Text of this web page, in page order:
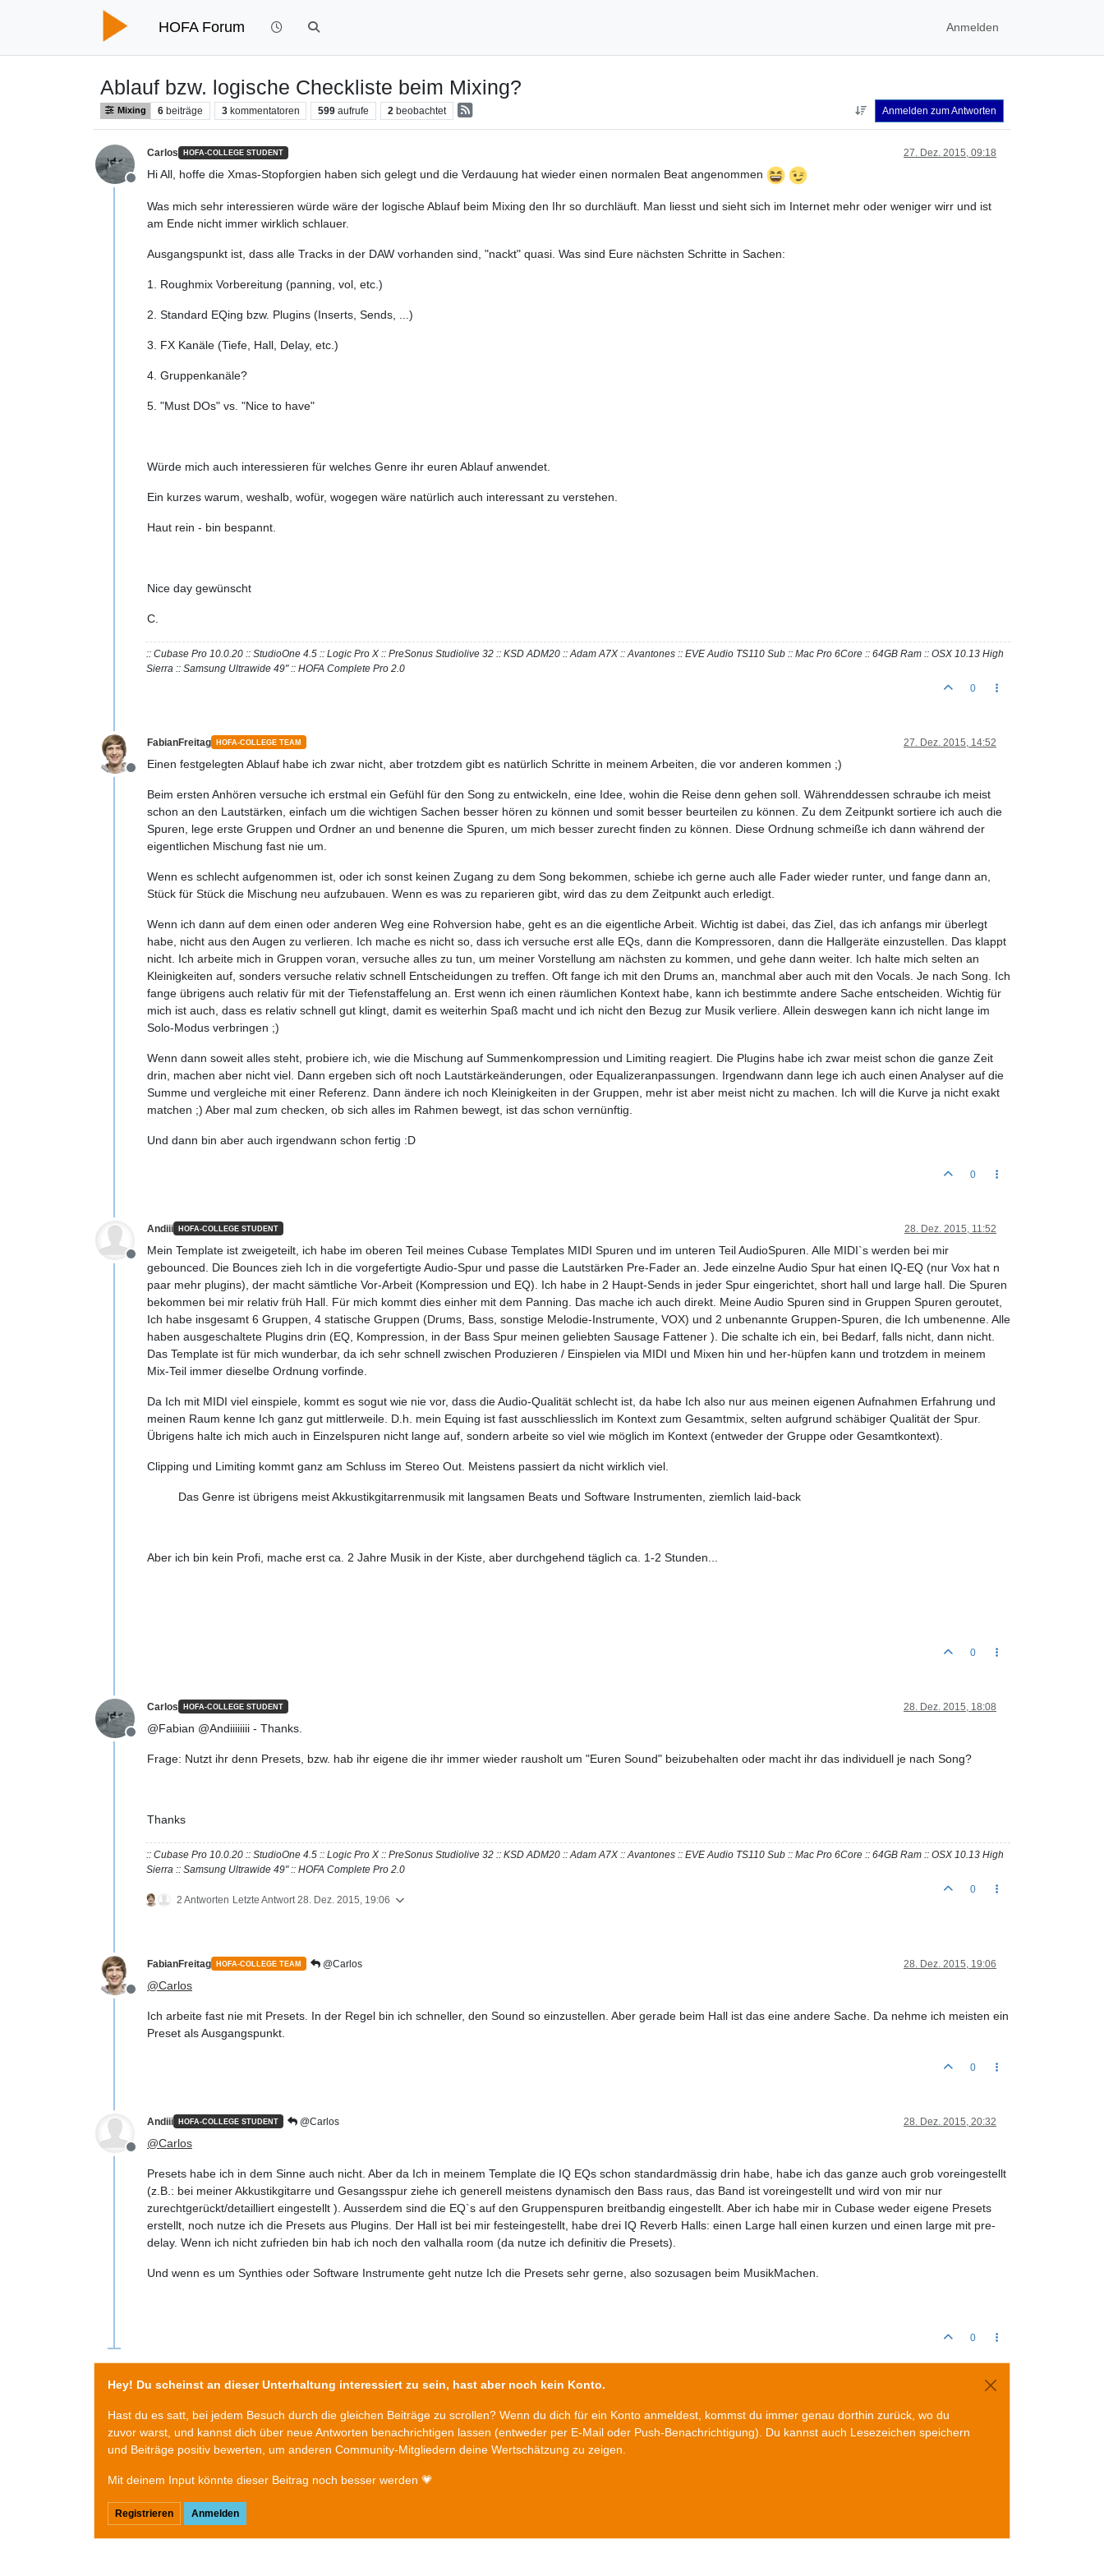
HOFA Forum Anmelden
Ablauf bzw. logische Checkliste beim Mixing?
Mixing 6 beiträge 3 kommentatoren 599 aufrufe 2 beobachtet Anmelden zum Antworten
Offline
Carlos HOFA-COLLEGE STUDENT 27. Dez. 2015, 09:18
Hi All, hoffe die Xmas-Stopforgien haben sich gelegt und die Verdauung hat wieder einen normalen Beat angenommen
Was mich sehr interessieren würde wäre der logische Ablauf beim Mixing den Ihr so durchläuft. Man liesst und sieht sich im Internet mehr oder weniger wirr und ist
am Ende nicht immer wirklich schlauer.
Ausgangspunkt ist, dass alle Tracks in der DAW vorhanden sind, "nackt" quasi. Was sind Eure nächsten Schritte in Sachen:
1. Roughmix Vorbereitung (panning, vol, etc.)
2. Standard EQing bzw. Plugins (Inserts, Sends, ...)
3. FX Kanäle (Tiefe, Hall, Delay, etc.)
4. Gruppenkanäle?
5. "Must DOs" vs. "Nice to have"
Würde mich auch interessieren für welches Genre ihr euren Ablauf anwendet.
Ein kurzes warum, weshalb, wofür, wogegen wäre natürlich auch interessant zu verstehen.
Haut rein - bin bespannt.
Nice day gewünscht
C.
:: Cubase Pro 10.0.20 :: StudioOne 4.5 :: Logic Pro X :: PreSonus Studiolive 32 :: KSD ADM20 :: Adam A7X :: Avantones :: EVE Audio TS110 Sub :: Mac Pro 6Core :: 64GB Ram :: OSX 10.13 High
Sierra :: Samsung Ultrawide 49" :: HOFA Complete Pro 2.0
0
Offline
FabianFreitag HOFA-COLLEGE TEAM 27. Dez. 2015, 14:52
Einen festgelegten Ablauf habe ich zwar nicht, aber trotzdem gibt es natürlich Schritte in meinem Arbeiten, die vor anderen kommen ;)
Beim ersten Anhören versuche ich erstmal ein Gefühl für den Song zu entwickeln, eine Idee, wohin die Reise denn gehen soll. Währenddessen schraube ich meist
schon an den Lautstärken, einfach um die wichtigen Sachen besser hören zu können und somit besser beurteilen zu können. Zu dem Zeitpunkt sortiere ich auch die
Spuren, lege erste Gruppen und Ordner an und benenne die Spuren, um mich besser zurecht finden zu können. Diese Ordnung schmeiße ich dann während der
eigentlichen Mischung fast nie um.
Wenn es schlecht aufgenommen ist, oder ich sonst keinen Zugang zu dem Song bekommen, schiebe ich gerne auch alle Fader wieder runter, und fange dann an,
Stück für Stück die Mischung neu aufzubauen. Wenn es was zu reparieren gibt, wird das zu dem Zeitpunkt auch erledigt.
Wenn ich dann auf dem einen oder anderen Weg eine Rohversion habe, geht es an die eigentliche Arbeit. Wichtig ist dabei, das Ziel, das ich anfangs mir überlegt
habe, nicht aus den Augen zu verlieren. Ich mache es nicht so, dass ich versuche erst alle EQs, dann die Kompressoren, dann die Hallgeräte einzustellen. Das klappt
nicht. Ich arbeite mich in Gruppen voran, versuche alles zu tun, um meiner Vorstellung am nächsten zu kommen, und gehe dann weiter. Ich halte mich selten an
Kleinigkeiten auf, sonders versuche relativ schnell Entscheidungen zu treffen. Oft fange ich mit den Drums an, manchmal aber auch mit den Vocals. Je nach Song. Ich
fange übrigens auch relativ für mit der Tiefenstaffelung an. Erst wenn ich einen räumlichen Kontext habe, kann ich bestimmte andere Sache entscheiden. Wichtig für
mich ist auch, dass es relativ schnell gut klingt, damit es weiterhin Spaß macht und ich nicht den Bezug zur Musik verliere. Allein deswegen kann ich nicht lange im
Solo-Modus verbringen ;)
Wenn dann soweit alles steht, probiere ich, wie die Mischung auf Summenkompression und Limiting reagiert. Die Plugins habe ich zwar meist schon die ganze Zeit
drin, machen aber nicht viel. Dann ergeben sich oft noch Lautstärkeänderungen, oder Equalizeranpassungen. Irgendwann dann lege ich auch einen Analyser auf die
Summe und vergleiche mit einer Referenz. Dann ändere ich noch Kleinigkeiten in der Gruppen, mehr ist aber meist nicht zu machen. Ich will die Kurve ja nicht exakt
matchen ;) Aber mal zum checken, ob sich alles im Rahmen bewegt, ist das schon vernünftig.
Und dann bin aber auch irgendwann schon fertig :D
0
Offline
Andiii HOFA-COLLEGE STUDENT 28. Dez. 2015, 11:52
Mein Template ist zweigeteilt, ich habe im oberen Teil meines Cubase Templates MIDI Spuren und im unteren Teil AudioSpuren. Alle MIDI`s werden bei mir
gebounced. Die Bounces zieh Ich in die vorgefertigte Audio-Spur und passe die Lautstärken Pre-Fader an. Jede einzelne Audio Spur hat einen IQ-EQ (nur Vox hat n
paar mehr plugins), der macht sämtliche Vor-Arbeit (Kompression und EQ). Ich habe in 2 Haupt-Sends in jeder Spur eingerichtet, short hall und large hall. Die Spuren
bekommen bei mir relativ früh Hall. Für mich kommt dies einher mit dem Panning. Das mache ich auch direkt. Meine Audio Spuren sind in Gruppen Spuren geroutet,
Ich habe insgesamt 6 Gruppen, 4 statische Gruppen (Drums, Bass, sonstige Melodie-Instrumente, VOX) und 2 unbenannte Gruppen-Spuren, die Ich umbenenne. Alle
haben ausgeschaltete Plugins drin (EQ, Kompression, in der Bass Spur meinen geliebten Sausage Fattener ). Die schalte ich ein, bei Bedarf, falls nicht, dann nicht.
Das Template ist für mich wunderbar, da ich sehr schnell zwischen Produzieren / Einspielen via MIDI und Mixen hin und her-hüpfen kann und trotzdem in meinem
Mix-Teil immer dieselbe Ordnung vorfinde.
Da Ich mit MIDI viel einspiele, kommt es sogut wie nie vor, dass die Audio-Qualität schlecht ist, da habe Ich also nur aus meinen eigenen Aufnahmen Erfahrung und
meinen Raum kenne Ich ganz gut mittlerweile. D.h. mein Equing ist fast ausschliesslich im Kontext zum Gesamtmix, selten aufgrund schäbiger Qualität der Spur.
Übrigens halte ich mich auch in Einzelspuren nicht lange auf, sondern arbeite so viel wie möglich im Kontext (entweder der Gruppe oder Gesamtkontext).
Clipping und Limiting kommt ganz am Schluss im Stereo Out. Meistens passiert da nicht wirklich viel.
Das Genre ist übrigens meist Akkustikgitarrenmusik mit langsamen Beats und Software Instrumenten, ziemlich laid-back
Aber ich bin kein Profi, mache erst ca. 2 Jahre Musik in der Kiste, aber durchgehend täglich ca. 1-2 Stunden...
0
Offline
Carlos HOFA-COLLEGE STUDENT 28. Dez. 2015, 18:08
@Fabian @Andiiiiiiii - Thanks.
Frage: Nutzt ihr denn Presets, bzw. hab ihr eigene die ihr immer wieder rausholt um "Euren Sound" beizubehalten oder macht ihr das individuell je nach Song?
Thanks
:: Cubase Pro 10.0.20 :: StudioOne 4.5 :: Logic Pro X :: PreSonus Studiolive 32 :: KSD ADM20 :: Adam A7X :: Avantones :: EVE Audio TS110 Sub :: Mac Pro 6Core :: 64GB Ram :: OSX 10.13 High
Sierra :: Samsung Ultrawide 49" :: HOFA Complete Pro 2.0
2 Antworten Letzte Antwort 28. Dez. 2015, 19:06
0
Offline
FabianFreitag HOFA-COLLEGE TEAM @Carlos 28. Dez. 2015, 19:06
@Carlos
Ich arbeite fast nie mit Presets. In der Regel bin ich schneller, den Sound so einzustellen. Aber gerade beim Hall ist das eine andere Sache. Da nehme ich meisten ein
Preset als Ausgangspunkt.
0
Offline
Andiii HOFA-COLLEGE STUDENT @Carlos 28. Dez. 2015, 20:32
@Carlos
Presets habe ich in dem Sinne auch nicht. Aber da Ich in meinem Template die IQ EQs schon standardmässig drin habe, habe ich das ganze auch grob voreingestellt
(z.B.: bei meiner Akkustikgitarre und Gesangsspur ziehe ich generell meistens dynamisch den Bass raus, das Band ist voreingestellt und wird von mir nur
zurechtgerückt/detailliert eingestellt ). Ausserdem sind die EQ`s auf den Gruppenspuren breitbandig eingestellt. Aber ich habe mir in Cubase weder eigene Presets
erstellt, noch nutze ich die Presets aus Plugins. Der Hall ist bei mir festeingestellt, habe drei IQ Reverb Halls: einen Large hall einen kurzen und einen large mit pre-
delay. Wenn ich nicht zufrieden bin hab ich noch den valhalla room (da nutze ich definitiv die Presets).
Und wenn es um Synthies oder Software Instrumente geht nutze Ich die Presets sehr gerne, also sozusagen beim MusikMachen.
0
Hey! Du scheinst an dieser Unterhaltung interessiert zu sein, hast aber noch kein Konto.
Hast du es satt, bei jedem Besuch durch die gleichen Beiträge zu scrollen? Wenn du dich für ein Konto anmeldest, kommst du immer genau dorthin zurück, wo du
zuvor warst, und kannst dich über neue Antworten benachrichtigen lassen (entweder per E-Mail oder Push-Benachrichtigung). Du kannst auch Lesezeichen speichern
und Beiträge positiv bewerten, um anderen Community-Mitgliedern deine Wertschätzung zu zeigen.
Mit deinem Input könnte dieser Beitrag noch besser werden 💗
Registrieren Anmelden